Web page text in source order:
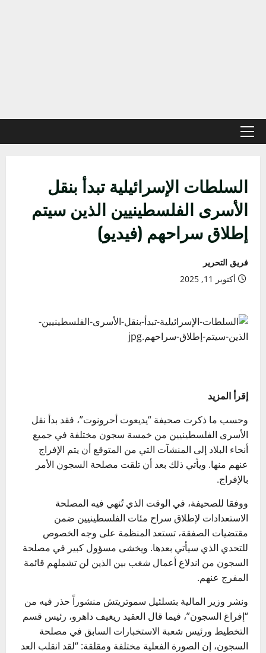
القائمة
السلطات الإسرائيلية تبدأ بنقل
الأسرى الفلسطينيين الذين سيتم
إطلاق سراحهم (فيديو)
فريق التحرير
أكتوبر 11, 2025
إقرأ المزيد
وحسب ما ذكرت صحيفة “يديعوت أحرونوت”، فقد بدأ نقل
الأسرى الفلسطينيين من خمسة سجون مختلفة في جميع
أنحاء البلاد إلى المنشآت التي من المتوقع أن يتم الإفراج
عنهم منها. ويأتي ذلك بعد أن تلقت مصلحة السجون الأمر
بالإفراج.
ووفقا للصحيفة، في الوقت الذي تُنهي فيه المصلحة
الاستعدادات لإطلاق سراح مئات الفلسطينيين ضمن
مقتضيات الصفقة، تستعد المنظمة على وجه الخصوص
للتحدي الذي سيأتي بعدها. ويخشى مسؤول كبير في مصلحة
السجون من اندلاع أعمال شغب بين الذين لن تشملهم قائمة
المفرج عنهم.
ونشر وزير المالية بتسلئيل سموتريتش منشوراً حذر فيه من
“إفراغ السجون”، فيما قال العقيد ريغيف داهرو، رئيس قسم
التخطيط ورئيس شعبة الاستخبارات السابق في مصلحة
السجون، إن الصورة الفعلية مختلفة ومقلقة: “لقد انقلب العد